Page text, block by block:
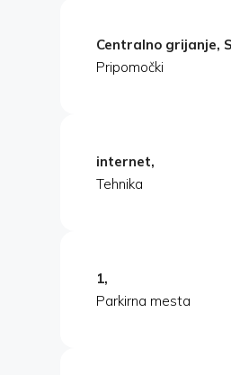
Centralno grijanje,
Pripomočki
internet,
Tehnika
1,
Parkirna mesta